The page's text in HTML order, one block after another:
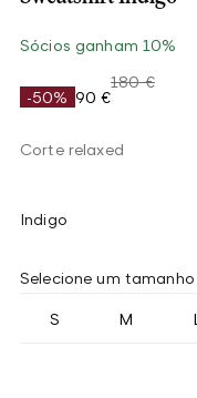
Sócios ganham 10%
-50% 90 €
180 €
Corte relaxed
Indigo
Selecione um tamanho
S M L